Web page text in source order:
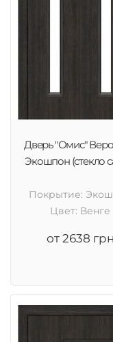
Дверь "Омис"
Экошпон (стекло
Покрытие:
Цвет: Венге
от 2638 грн